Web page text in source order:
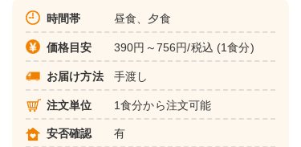
時間帯 昼食、夕食
価格目安 390円～756円/税込 (1食分)
お届け方法 手渡し
注文単位 1食分から注文可能
安否確認 有